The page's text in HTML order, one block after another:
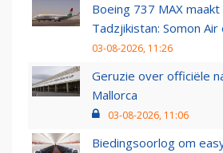
Boeing 737 MAX
Tadzjikistan: Somon
03-08-2026, 11:26
Geruzie over officiële
Mallorca
03-08-2026, 11:06
Biedingsoorlog om